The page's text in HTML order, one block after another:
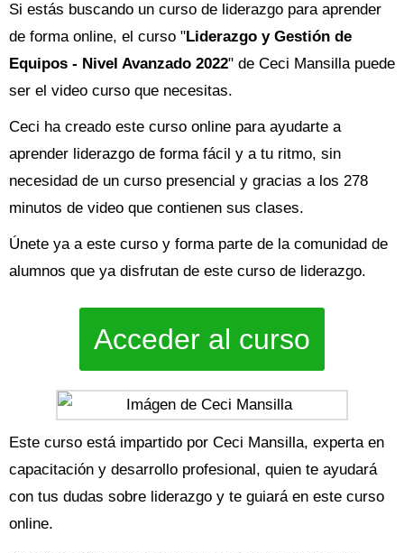
Si estás buscando un curso de liderazgo para aprender
de forma online, el curso "Liderazgo y Gestión de
Equipos - Nivel Avanzado 2022" de Ceci Mansilla puede
ser el video curso que necesitas.
Ceci ha creado este curso online para ayudarte a
aprender liderazgo de forma fácil y a tu ritmo, sin
necesidad de un curso presencial y gracias a los 278
minutos de video que contienen sus clases.
Únete ya a este curso y forma parte de la comunidad de
alumnos que ya disfrutan de este curso de liderazgo.
Acceder al curso
Este curso está impartido por Ceci Mansilla, experta en
capacitación y desarrollo profesional, quien te ayudará
con tus dudas sobre liderazgo y te guiará en este curso
online.